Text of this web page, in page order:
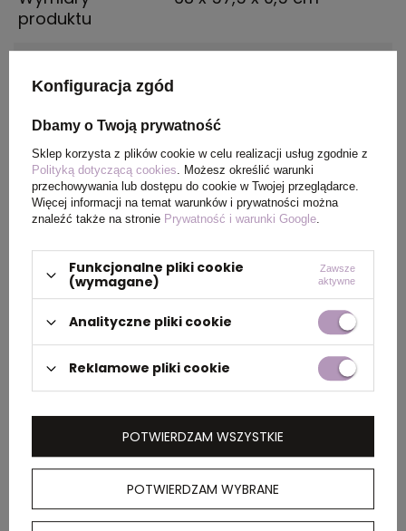
produktu
PAKOWANIE
Ilość szt. w
kartonie
wewnętrznym
5
Wymiary
kartonu
zewnętrznego
60 x 40 x 30 cm
Waga
zewnętrznego
12,5
Konfiguracja zgód
Dbamy o Twoją prywatność
Sklep korzysta z plików cookie w celu realizacji usług zgodnie z
Polityką dotyczącą cookies. Możesz określić warunki
przechowywania lub dostępu do cookie w Twojej przeglądarce.
Więcej informacji na temat warunków i prywatności można
znaleźć także na stronie Prywatność i warunki Google.
Funkcjonalne pliki cookie
(wymagane)
Zawsze
aktywne
Analityczne pliki cookie
Reklamowe pliki cookie
POTWIERDZAM WYBRANE
POTWIERDZAM WSZYSTKIE